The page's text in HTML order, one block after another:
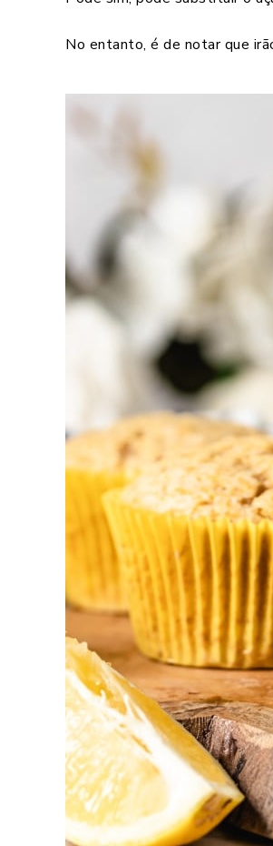
No entanto, é de notar que